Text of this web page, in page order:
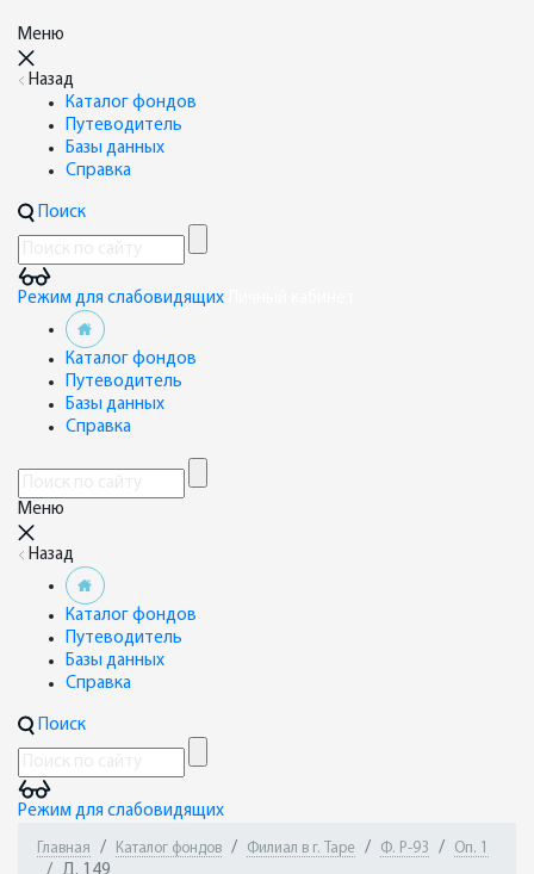
Меню
Назад
Каталог фондов
Путеводитель
Базы данных
Справка
Поиск
Режим для слабовидящих
Каталог фондов
Путеводитель
Базы данных
Справка
Меню
Назад
Каталог фондов
Путеводитель
Базы данных
Справка
Поиск
Режим для слабовидящих
Главная Каталог фондов Филиал в г. Таре Ф. Р-93 Оп. 1